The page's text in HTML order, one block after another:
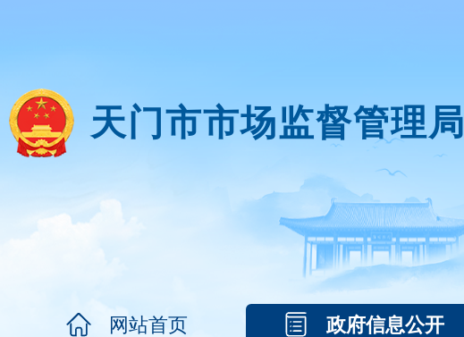
天门市市场监督管理局
网站首页 政府信息公开